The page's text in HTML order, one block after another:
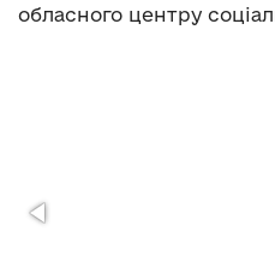
обласного центру